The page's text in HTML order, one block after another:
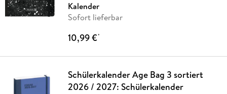
Kalender
Sofort lieferbar
10,99 €*
Schülerkalender Age Bag 3 sortiert
2026 / 2027: Schülerkalender